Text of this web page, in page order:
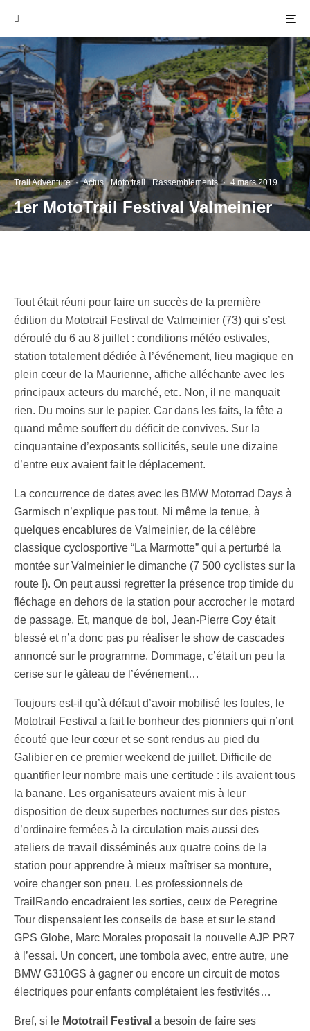
Trail Adventure · Actus Moto trail Rassemblements · 4 mars 2019
1er MotoTrail Festival Valmeinier
Tout était réuni pour faire un succès de la première
édition du Mototrail Festival de Valmeinier (73) qui s’est
déroulé du 6 au 8 juillet : conditions météo estivales,
station totalement dédiée à l’événement, lieu magique en
plein cœur de la Maurienne, affiche alléchante avec les
principaux acteurs du marché, etc. Non, il ne manquait
rien. Du moins sur le papier. Car dans les faits, la fête a
quand même souffert du déficit de convives. Sur la
cinquantaine d’exposants sollicités, seule une dizaine
d’entre eux avaient fait le déplacement.
La concurrence de dates avec les BMW Motorrad Days à
Garmisch n’explique pas tout. Ni même la tenue, à
quelques encablures de Valmeinier, de la célèbre
classique cyclosportive “La Marmotte” qui a perturbé la
montée sur Valmeinier le dimanche (7 500 cyclistes sur la
route !). On peut aussi regretter la présence trop timide du
fléchage en dehors de la station pour accrocher le motard
de passage. Et, manque de bol, Jean-Pierre Goy était
blessé et n’a donc pas pu réaliser le show de cascades
annoncé sur le programme. Dommage, c’était un peu la
cerise sur le gâteau de l’événement…
Toujours est-il qu’à défaut d’avoir mobilisé les foules, le
Mototrail Festival a fait le bonheur des pionniers qui n’ont
écouté que leur cœur et se sont rendus au pied du
Galibier en ce premier weekend de juillet. Difficile de
quantifier leur nombre mais une certitude : ils avaient tous
la banane. Les organisateurs avaient mis à leur
disposition de deux superbes nocturnes sur des pistes
d’ordinaire fermées à la circulation mais aussi des
ateliers de travail disséminés aux quatre coins de la
station pour apprendre à mieux maîtriser sa monture,
voire changer son pneu. Les professionnels de
TrailRando encadraient les sorties, ceux de Peregrine
Tour dispensaient les conseils de base et sur le stand
GPS Globe, Marc Morales proposait la nouvelle AJP PR7
à l’essai. Un concert, une tombola avec, entre autre, une
BMW G310GS à gagner ou encore un circuit de motos
électriques pour enfants complétaient les festivités…
Bref, si le Mototrail Festival a besoin de faire ses